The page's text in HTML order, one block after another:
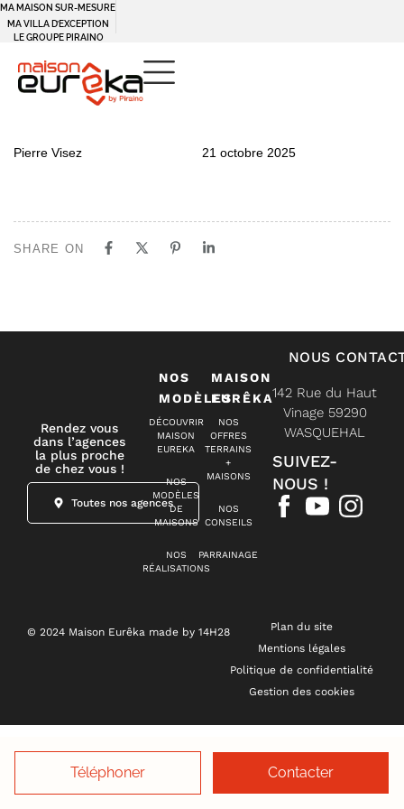
Téléphoner Contacter
MA MAISON SUR-MESURE
MA VILLA D’EXCEPTION
LE GROUPE PIRAINO
IN:
Pierre Visez
on:
21 octobre 2025
SHARE ON
Rendez vous
dans l’agences
la plus proche
de chez vous !
Toutes nos agences
NOS
MODÈLES
DÉCOUVRIR
MAISON
EUREKA
NOS
MODÈLES
DE
MAISONS
NOS
RÉALISATIONS
MAISON
EURÊKA
NOS
OFFRES
TERRAINS
+
MAISONS
NOS
CONSEILS
PARRAINAGE
NOUS
142 Rue du Haut
Vinage 59290
WASQUEHAL
SUIVEZ-
NOUS !
© 2024 Maison Eurêka made by 14H28
Plan du site
Mentions légales
Politique de confidentialité
Gestion des cookies